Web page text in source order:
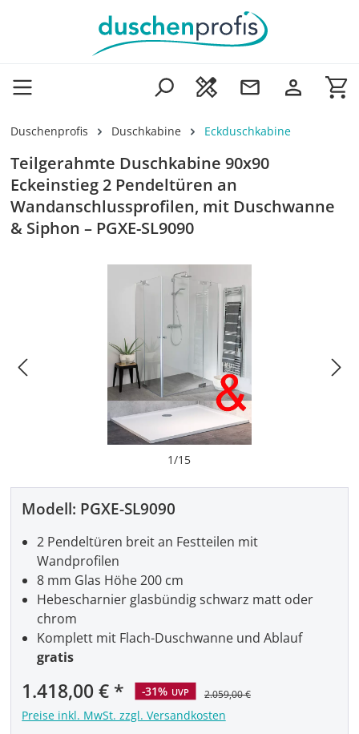
Zum Hauptinhalt springen
Duschenprofis Duschkabine Eckduschkabine
Teilgerahmte Duschkabine 90x90
Eckeinstieg 2 Pendeltüren an
Wandanschlussprofilen, mit Duschwanne
& Siphon – PGXE-SL9090
1/15
Modell: PGXE-SL9090
Verkaufspreis:
1.418,00 € -31% UVP 2.059,00 €
Preise inkl. MwSt. zzgl. Versandkosten
2 Pendeltüren breit an Festteilen mit
Wandprofilen
8 mm Glas Höhe 200 cm
Hebescharnier glasbündig schwarz matt oder
chrom
Komplett mit Flach-Duschwanne und Ablauf
gratis